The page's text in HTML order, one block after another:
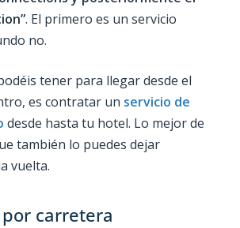
. El primero es un servicio
no.
tener para llegar desde el
es contratar un servicio de
desde hasta tu hotel. Lo mejor de
también lo puedes dejar
vuelta.
carretera